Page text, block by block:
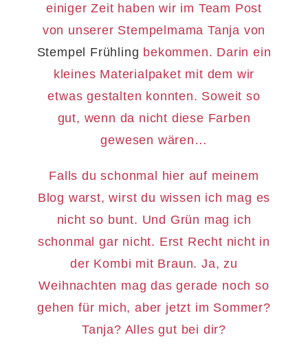
einiger Zeit haben wir im Team Post
von unserer Stempelmama Tanja von
Stempel Frühling bekommen. Darin ein
kleines Materialpaket mit dem wir
etwas gestalten konnten. Soweit so
gut, wenn da nicht diese Farben
gewesen wären…
Falls du schonmal hier auf meinem
Blog warst, wirst du wissen ich mag es
nicht so bunt. Und Grün mag ich
schonmal gar nicht. Erst Recht nicht in
der Kombi mit Braun. Ja, zu
Weihnachten mag das gerade noch so
gehen für mich, aber jetzt im Sommer?
Tanja? Alles gut bei dir?